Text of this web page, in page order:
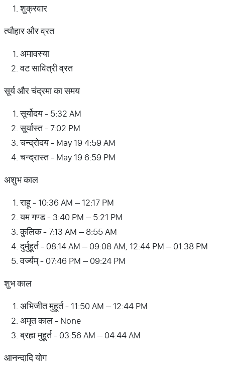
शुक्रवार
त्यौहार और व्रत
अमावस्या
वट सावित्री व्रत
सूर्य और चंद्रमा का समय
सूर्योदय - 5:32 AM
सूर्यास्त - 7:02 PM
चन्द्रोदय - May 19 4:59 AM
चन्द्रास्त - May 19 6:59 PM
अशुभ काल
राहू - 10:36 AM – 12:17 PM
यम गण्ड - 3:40 PM – 5:21 PM
कुलिक - 7:13 AM – 8:55 AM
दुर्मुहूर्त - 08:14 AM – 09:08 AM, 12:44 PM – 01:38 PM
वर्ज्यम् - 07:46 PM – 09:24 PM
शुभ काल
अभिजीत मुहूर्त - 11:50 AM – 12:44 PM
अमृत काल - None
ब्रह्म मुहूर्त - 03:56 AM – 04:44 AM
आनन्दादि योग